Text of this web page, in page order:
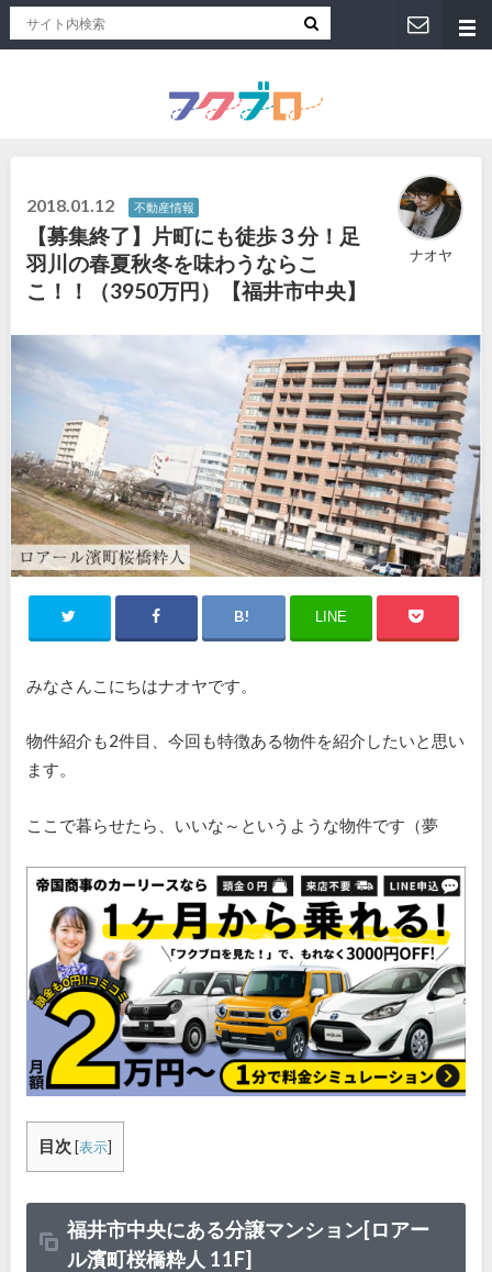
2018.01.12 不動産情報
【募集終了】片町にも徒歩３分！足
羽川の春夏秋冬を味わうならこ
こ！！（3950万円）【福井市中央】
ナオヤ
LINE
みなさんこにちはナオヤです。
物件紹介も2件目、今回も特徴ある物件を紹介したいと思い
ます。
ここで暮らせたら、いいな～というような物件です（夢
目次 [表示]
福井市中央にある分譲マンション[ロアー
ル濱町桜橋粋人 11F]